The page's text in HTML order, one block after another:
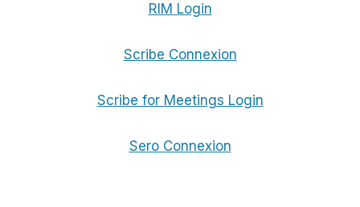
RIM Login
Scribe Connexion
Scribe for Meetings Login
Sero Connexion